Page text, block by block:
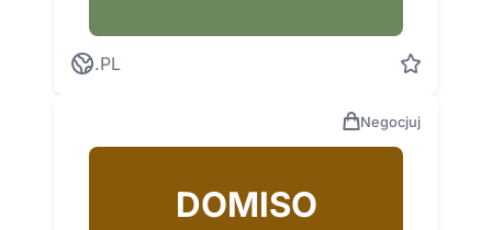
.PL
Negocjuj
DOMISO